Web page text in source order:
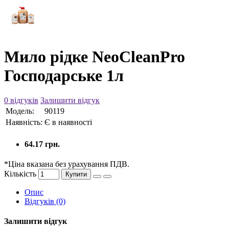
Мило рідке NeoCleanPro
Господарське 1л
0 відгуків Залишити відгук
Модель:
90119
Наявність: Є в наявності
64.17 грн.
*Ціна вказана без урахування ПДВ.
Кількість
Купити
Опис
Відгуків (0)
Залишити відгук